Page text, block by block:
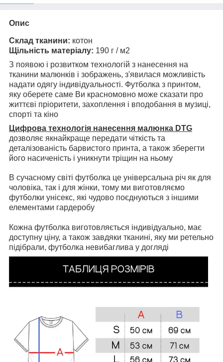
Опис
Склад тканини: котон
Щільність матеріалу: 190 г / м2
З появою і розвитком технологій з нанесення на
тканини малюнків і зображень, з'явилася можливість
надати одягу індивідуальності. Футболка з принтом,
яку оберете саме Ви красномовно може сказати про
життєві пріоритети, захоплення і вподобання в музиці,
спорті та кіно
Цифрова технологія нанесення малюнка DTG
дозволяє якнайкраще передати чіткість та
деталізованість барвистого принта, а також зберегти
його насиченість і уникнути тріщин на ньому
В сучасному світі футболка це універсальна річ як для
чоловіка, так і для жінки, тому ми виготовляємо
футболки унісекс, які чудово поєднуються з іншими
елементами гардеробу
Кожна футболка виготовляється індивідуально, має
доступну ціну, а також завдяки тканині, яку ми ретельно
підібрали, футболка невибаглива у догляді